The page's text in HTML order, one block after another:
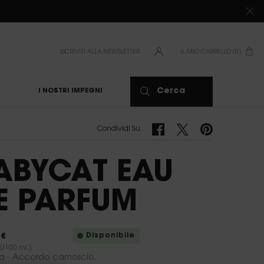
ISCRIVITI ALLA NEWSLETTER IL MIO CARRELLO 0
I NOSTRI IMPEGNI Cerca
Condividi Su Condividi Su Facebook
Condividi Su Twitter
Condividi Su
EAU
PARFUM
100 ml.)
Disponibile
- Accordo camoscio.